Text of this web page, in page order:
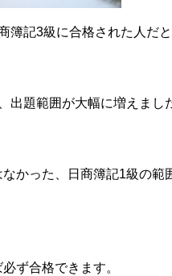
簿記3級に合格された人だと
出題範囲が大幅に増えまし
かった、日商簿記1級の範
ず合格できます。